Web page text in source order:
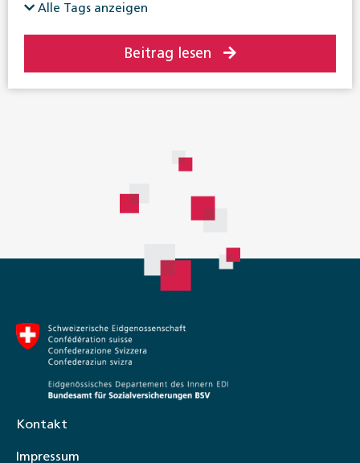
Alle Tags anzeigen
Beitrag lesen
Kontakt
Impressum